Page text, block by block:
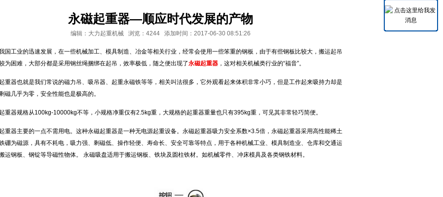
永磁起重器—顺应时代发展的产物
编辑：大力起重机械 浏览：4244 添加时间：2017-06-30 08:51:26
国工业的迅速发展，在一些机械加工、模具制造、冶金等相关行业，经常会使用一些笨重的钢板，由于有些钢板比较大，搬运起吊
为困难，大部分都是采用钢丝绳捆绑在起吊，效率极低，随之便出现了永磁起重器 ，这对相关机械类行业的“福音”。
重器也就是我们常说的磁力吊、吸吊器、起重永磁铁等等，相关叫法很多，它外观看起来体积非常小巧，但是工作起来吸持力却是
磁几乎为零，安全性能也是极高的。
重器规格从100kg-10000kg不等，小规格净重仅有2.5kg重，大规格的起重器重量也只有395kg重，可见其非常轻巧简便。
重器主要的一点不需用电。这种永磁起重器是一种无电源起重设备。永磁起重器吸力安全系数×3.5倍，永磁起重器采用高性能稀土
硼为磁源，具有不耗电，吸力强、剩磁低、操作轻便、寿命长、安全可靠等特点，用于各种机械工业、模具制造业、仓库和交通运
运钢板、钢锭等导磁性物体。 永磁吸盘适用于搬运钢板、铁块及圆柱铁材。如机械零件、冲床模具及各类钢铁材料。